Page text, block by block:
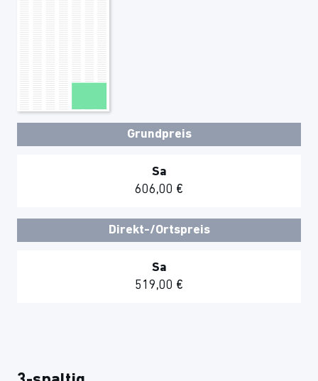
Grundpreis
Sa
606,00 €
Direkt-/Ortspreis
Sa
519,00 €